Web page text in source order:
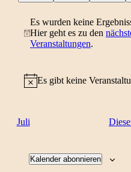
Hinweis
Es wurden keine
Hier geht es zu den
Veranstaltungen.
Hinweis
Es gibt keine
Juli
Kalender abonnieren